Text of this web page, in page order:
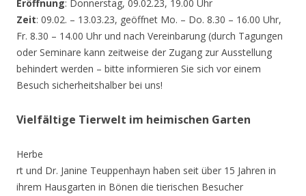
Eröffnung: Donnerstag, 09.02.23, 19.00 Uhr
Zeit: 09.02. – 13.03.23, geöffnet Mo. – Do. 8.30 – 16.00 Uhr,
Fr. 8.30 – 14.00 Uhr und nach Vereinbarung (durch Tagungen
oder Seminare kann zeitweise der Zugang zur Ausstellung
behindert werden – bitte informieren Sie sich vor einem
Besuch sicherheitshalber bei uns!
Vielfältige Tierwelt im heimischen Garten
Herbe
rt und Dr. Janine Teuppenhayn haben seit über 15 Jahren in
ihrem Hausgarten in Bönen die tierischen Besucher